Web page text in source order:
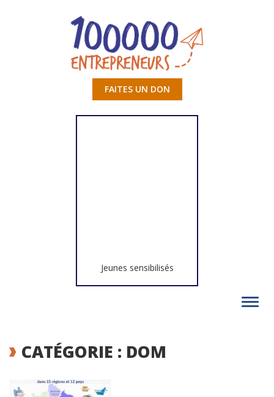
FAITES UN DON
Jeunes sensibilisés
CATÉGORIE : DOM